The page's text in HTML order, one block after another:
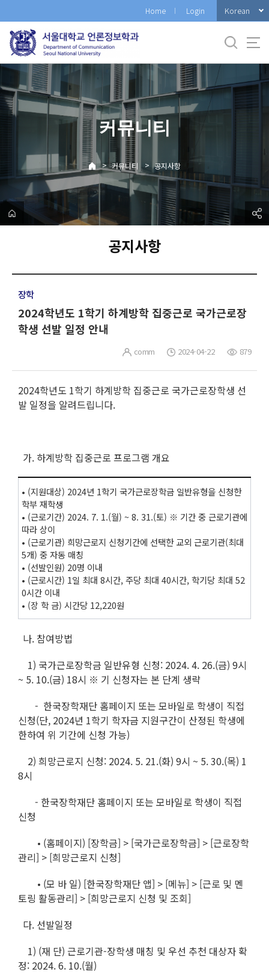
로
메
Home Login Korean
커뮤니티
> 커뮤니티 > 공지사항
공지사항
장학
2024학년도 1학기 하계방학 집중근로 국가근로장
학생 선발 일정 안내
comm 2024-04-22 879
2024학년도 1학기 하계방학 집중근로 국가근로장학생 선
발 일정을 알려드립니다.
가. 하계방학 집중근로 프로그램 개요
• (지원대상) 2024년 1학기 국가근로장학금 일반유형을 신청한
학부 재학생
• (근로기간) 2024. 7. 1.(월) ~ 8. 31.(토) ※ 기간 중 근로기관에
따라 상이
• (근로기관) 희망근로지 신청기간에 선택한 교외 근로기관(최대
5개) 중 자동 매칭
• (선발인원) 20명 이내
• (근로시간) 1일 최대 8시간, 주당 최대 40시간, 학기당 최대 52
0시간 이내
• (장 학 금) 시간당 12,220원
나. 참여방법
1) 국가근로장학금 일반유형 신청: 2024. 4. 26.(금) 9시
~ 5. 10.(금) 18시 ※ 기 신청자는 본 단계 생략
- 한국장학재단 홈페이지 또는 모바일로 학생이 직접
신청(단, 2024년 1학기 학자금 지원구간이 산정된 학생에
한하여 위 기간에 신청 가능)
2) 희망근로지 신청: 2024. 5. 21.(화) 9시 ~ 5. 30.(목) 1
8시
- 한국장학재단 홈페이지 또는 모바일로 학생이 직접
신청
• (홈페이지) [장학금] > [국가근로장학금] > [근로장학
관리] > [희망근로지 신청]
• (모 바 일) [한국장학재단 앱] > [메뉴] > [근로 및 멘
토링 활동관리] > [희망근로지 신청 및 조회]
다. 선발일정
1) (재 단) 근로기관-장학생 매칭 및 우선 추천 대상자 확
정: 2024. 6. 10.(월)